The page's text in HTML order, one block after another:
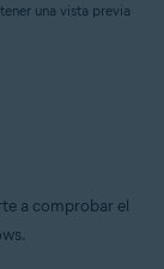
una vista previa
a comprobar el